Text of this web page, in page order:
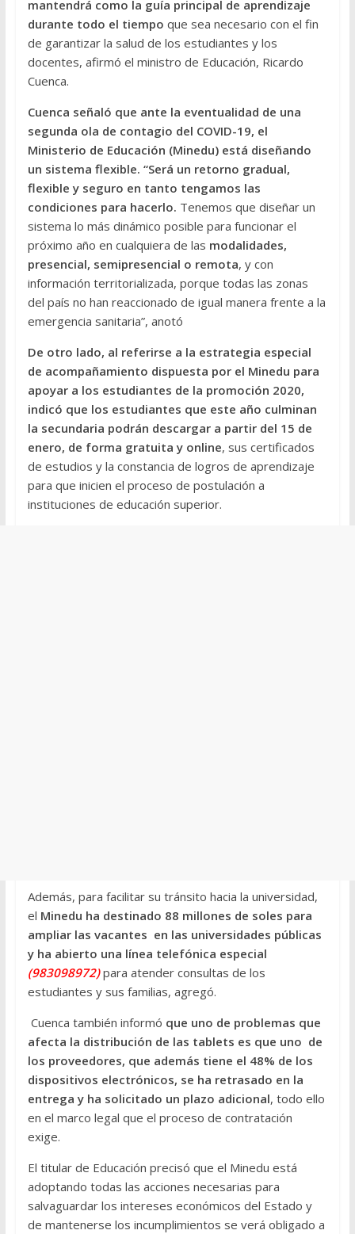
mantendrá como la guía principal de aprendizaje
durante todo el tiempo que sea necesario con el fin
de garantizar la salud de los estudiantes y los
docentes, afirmó el ministro de Educación, Ricardo
Cuenca.
Cuenca señaló que ante la eventualidad de una
segunda ola de contagio del COVID-19, el
Ministerio de Educación (Minedu) está diseñando
un sistema flexible. “Será un retorno gradual,
flexible y seguro en tanto tengamos las
condiciones para hacerlo. Tenemos que diseñar un
sistema lo más dinámico posible para funcionar el
próximo año en cualquiera de las modalidades,
presencial, semipresencial o remota, y con
información territorializada, porque todas las zonas
del país no han reaccionado de igual manera frente a la
emergencia sanitaria”, anotó
De otro lado, al referirse a la estrategia especial
de acompañamiento dispuesta por el Minedu para
apoyar a los estudiantes de la promoción 2020,
indicó que los estudiantes que este año culminan
la secundaria podrán descargar a partir del 15 de
enero, de forma gratuita y online, sus certificados
de estudios y la constancia de logros de aprendizaje
para que inicien el proceso de postulación a
instituciones de educación superior.
Además, para facilitar su tránsito hacia la universidad,
el Minedu ha destinado 88 millones de soles para
ampliar las vacantes en las universidades públicas
y ha abierto una línea telefónica especial
(983098972)para atender consultas de los
estudiantes y sus familias, agregó.
Cuenca también informó que uno de problemas que
afecta la distribución de las tablets es que uno de
los proveedores, que además tiene el 48% de los
dispositivos electrónicos, se ha retrasado en la
entrega y ha solicitado un plazo adicional, todo ello
en el marco legal que el proceso de contratación
exige.
El titular de Educación precisó que el Minedu está
adoptando todas las acciones necesarias para
salvaguardar los intereses económicos del Estado y
de mantenerse los incumplimientos se verá obligado a